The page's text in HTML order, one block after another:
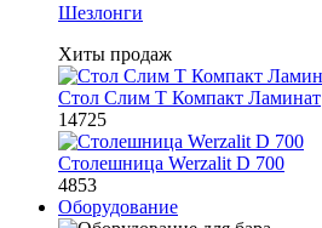
Шезлонги
Хиты продаж
Стол Слим Т Компакт Ламинат
14725
Столешница Werzalit D 700
4853
Оборудование